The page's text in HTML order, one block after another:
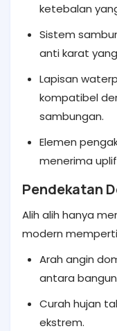
ketebalan
Sistem
anti karat
Lapisan
kompatibel
sambungan.
Elemen
menerima
Pendekatan
Alih alih hanya
modern
Arah angin
antara
Curah hujan
ekstrem.